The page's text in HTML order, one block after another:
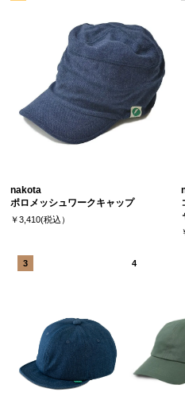
nakota
ポロメッシュワークキャップ
￥3,410(税込）